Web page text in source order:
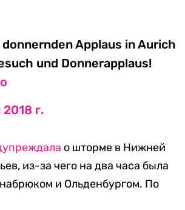
Applaus in Aurich
und Donnerapplaus!
г.
о шторме в Нижней
из-за чего на два часа была
и Ольденбургом. По